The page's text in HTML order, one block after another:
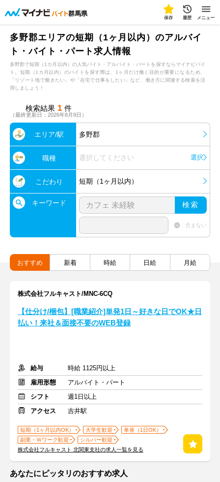
群馬県
保存 履歴 メニュー
多野郡エリアの短期（1ヶ月以内）のアルバイ
ト・バイト・パート求人情報
多野郡で短期（1カ月以内）の人気バイト・アルバイト・パートを探すならマイナビバイ
ト。短期（1カ月以内）のバイトを探す際は、1ヶ月だけ働く目的が重要になるため、
「リゾート地で働きたい」や「在宅で仕事をしたい」など、働き方に関連する検索を活
用しましょう！
検索結果 1 件
（最終更新日：2026年8月9日）
エリア/駅 多野郡
職種 選択してください 選択
こだわり 短期（1ヶ月以内）
キーワード 検索
含まない
おすすめ 新着 時給 日給 月給
株式会社フルキャスト/MNC-6CQ
【仕分け/梱包】[職業紹介]単発1日～好きな日でOK★日
払い！来社＆面接不要のWEB登録
給与
時給 1125円以上
雇用形態
アルバイト・パート
シフト
週1日以上
アクセス
吉井駅
短期（1ヶ月以内OK） 大学生歓迎
単発（1日OK）
副業・Ｗワーク歓迎
シルバー歓迎
株式会社フルキャスト 北関東支社の求人一覧を見る
あなたにピッタリのおすすめ求人